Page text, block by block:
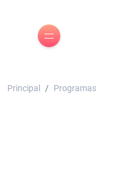
Principal Programas